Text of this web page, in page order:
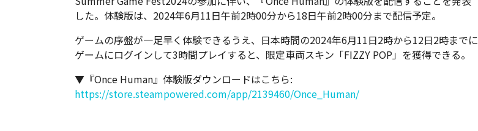
した。体験版は、2024年6月11日午前2時00分から18日午前2時00分まで配信予定。
ゲームの序盤が一足早く体験できるうえ、日本時間の2024年6月11日2時から12日2時までに
ゲームにログインして3時間プレイすると、限定車両スキン「FIZZY POP」を獲得できる。
▼『Once Human』体験版ダウンロードはこちら:
https://store.steampowered.com/app/2139460/Once_Human/